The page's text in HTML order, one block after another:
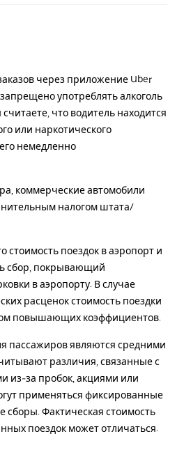
через приложение Uber
употреблять алкоголь
что водитель находится
или наркотического
немедленно
коммерческие автомобили
налогом штата/
стоимость поездок в аэропорт и
сбор, покрывающий
в аэропорту. В случае
расценок стоимость поездки
повышающих коэффициентов.
пассажиров являются средними
различия, связанные с
из-за пробок, акциями или
применяться фиксированные
Фактическая стоимость
поездок может отличаться.